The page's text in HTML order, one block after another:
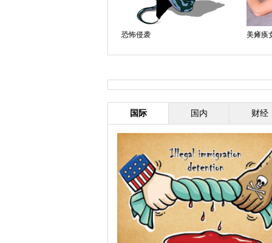
恐怖侵袭 美瘫痪
国际 国内 财经